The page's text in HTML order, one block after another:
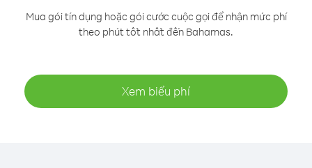
Mua gói tín dụng hoặc gói cước cuộc gọi để nhận mức phí
theo phút tốt nhất đến Bahamas.
Xem biểu phí